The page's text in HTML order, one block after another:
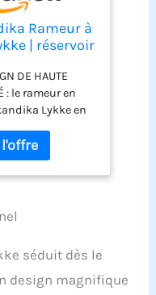
Rameur à
| réservoir
en
Bois de
(Bois
DE HAUTE
: le rameur en
Lykke en
à l'aspect bois
convainc
partenaire
figure quelle
90° :
à l'aviron
séduit dès le
design magnifique